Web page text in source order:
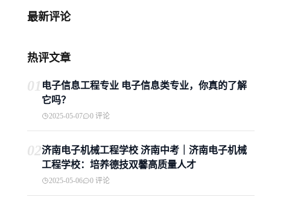
最新评论
热评文章
01 电子信息工程专业 电子信息类专业，你真的了解
它吗？
2025-05-07 0 评论
02济南电子机械工程学校 济南中考｜济南电子机械
工程学校：培养德技双馨高质量人才
2025-05-06 0 评论